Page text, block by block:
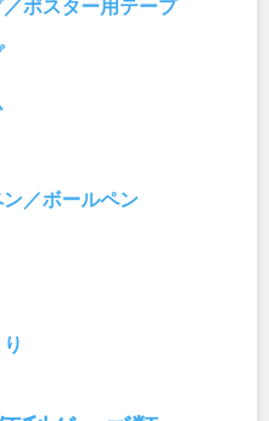
ポスター用テープ
／ボールペン